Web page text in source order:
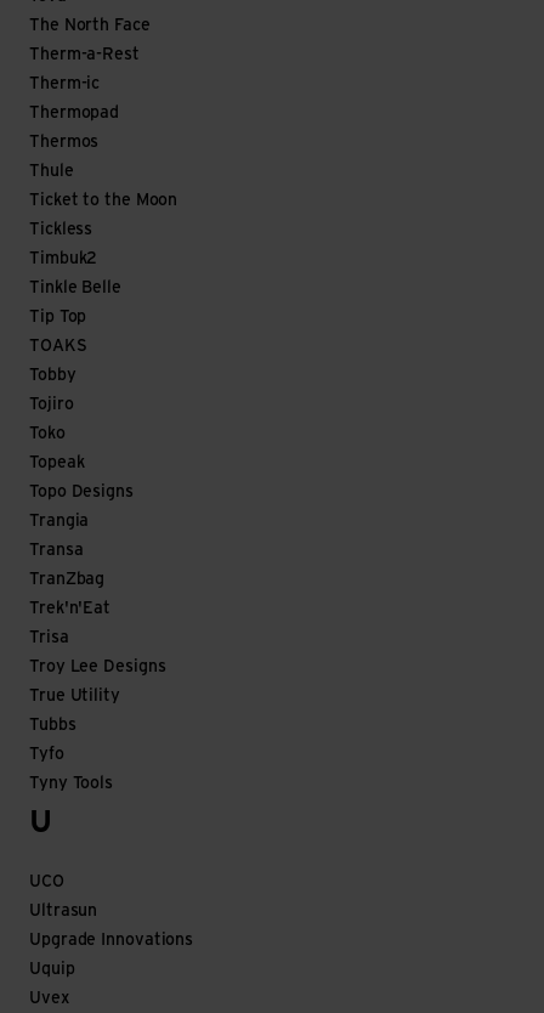
The North Face
Therm-a-Rest
Therm-ic
Thermopad
Thermos
Thule
Ticket to the Moon
Tickless
Timbuk2
Tinkle Belle
Tip Top
TOAKS
Tobby
Tojiro
Toko
Topeak
Topo Designs
Trangia
Transa
TranZbag
Trek'n'Eat
Trisa
Troy Lee Designs
True Utility
Tubbs
Tyfo
Tyny Tools
U
UCO
Ultrasun
Upgrade Innovations
Uquip
Uvex